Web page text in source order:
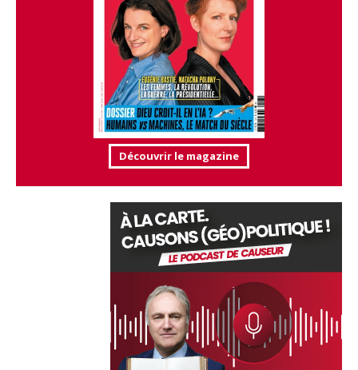
Découvrir le magazine